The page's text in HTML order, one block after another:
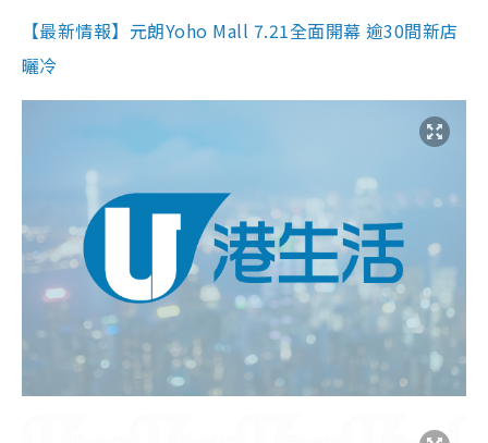
【最新情報】元朗Yoho Mall 7.21全面開幕 逾30間新店
曬冷